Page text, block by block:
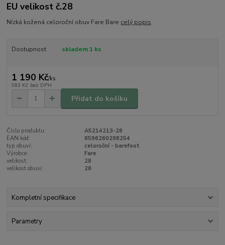
EU velikost č.28
Nízká kožená celoroční obuv Fare Bare celý popis
Dostupnost skladem 1 ks
1 190 Kč/ks
983 Kč bez DPH
Přidat do košíku
Číslo produktu:
A5214213-28
EAN kód:
8596260298254
typ obuvi:
celoroční - barefoot
Výrobce:
Fare
velikost:
28
velikost obuvi:
28
Kompletní specifikace
Parametry